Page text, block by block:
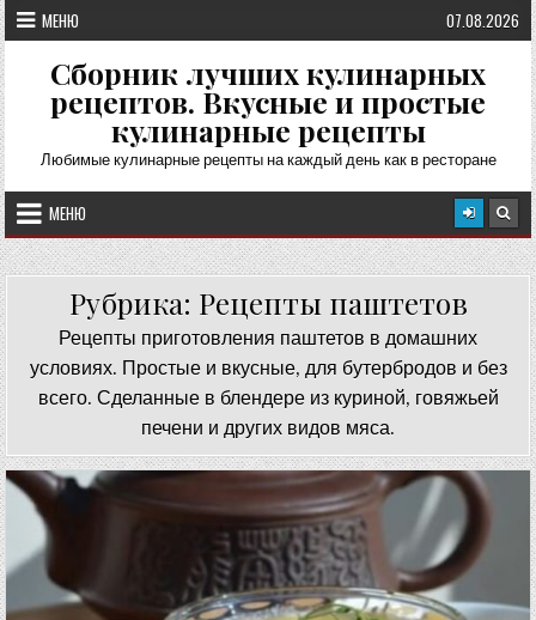
Перейти
к
содержимому
МЕНЮ 07.08.2026
Сборник лучших кулинарных
рецептов. Вкусные и простые
кулинарные рецепты
Любимые кулинарные рецепты на каждый день как в ресторане
МЕНЮ
Рубрика: Рецепты паштетов
Рецепты приготовления паштетов в домашних
условиях. Простые и вкусные, для бутербродов и без
всего. Сделанные в блендере из куриной, говяжьей
печени и других видов мяса.